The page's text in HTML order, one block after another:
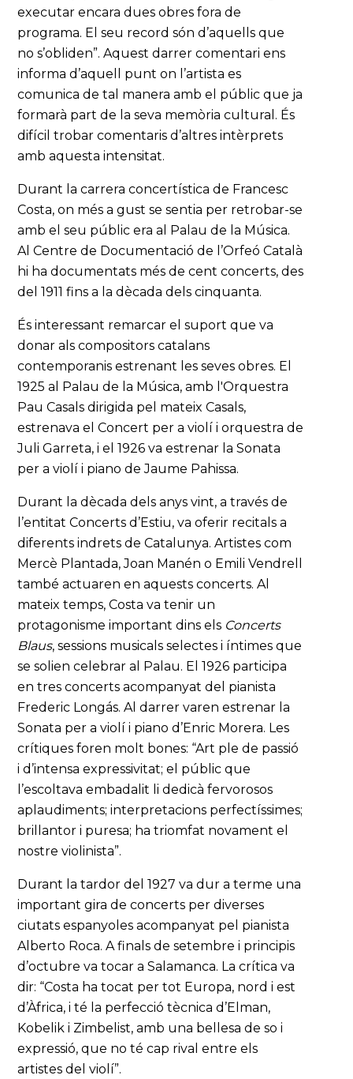
executar encara dues obres fora de
programa. El seu record són d’aquells que
no s’obliden”. Aquest darrer comentari ens
informa d’aquell punt on l’artista es
comunica de tal manera amb el públic que ja
formarà part de la seva memòria cultural. És
difícil trobar comentaris d’altres intèrprets
amb aquesta intensitat.
Durant la carrera concertística de Francesc
Costa, on més a gust se sentia per retrobar-se
amb el seu públic era al Palau de la Música.
Al Centre de Documentació de l’Orfeó Català
hi ha documentats més de cent concerts, des
del 1911 fins a la dècada dels cinquanta.
És interessant remarcar el suport que va
donar als compositors catalans
contemporanis estrenant les seves obres. El
1925 al Palau de la Música, amb l'Orquestra
Pau Casals dirigida pel mateix Casals,
estrenava el Concert per a violí i orquestra de
Juli Garreta, i el 1926 va estrenar la Sonata
per a violí i piano de Jaume Pahissa.
Durant la dècada dels anys vint, a través de
l’entitat Concerts d’Estiu, va oferir recitals a
diferents indrets de Catalunya. Artistes com
Mercè Plantada, Joan Manén o Emili Vendrell
també actuaren en aquests concerts. Al
mateix temps, Costa va tenir un
protagonisme important dins els Concerts
Blaus, sessions musicals selectes i íntimes que
se solien celebrar al Palau. El 1926 participa
en tres concerts acompanyat del pianista
Frederic Longás. Al darrer varen estrenar la
Sonata per a violí i piano d’Enric Morera. Les
crítiques foren molt bones: “Art ple de passió
i d’intensa expressivitat; el públic que
l’escoltava embadalit li dedicà fervorosos
aplaudiments; interpretacions perfectíssimes;
brillantor i puresa; ha triomfat novament el
nostre violinista”.
Durant la tardor del 1927 va dur a terme una
important gira de concerts per diverses
ciutats espanyoles acompanyat pel pianista
Alberto Roca. A finals de setembre i principis
d’octubre va tocar a Salamanca. La crítica va
dir: “Costa ha tocat per tot Europa, nord i est
d’Àfrica, i té la perfecció tècnica d’Elman,
Kobelik i Zimbelist, amb una bellesa de so i
expressió, que no té cap rival entre els
artistes del violí”.